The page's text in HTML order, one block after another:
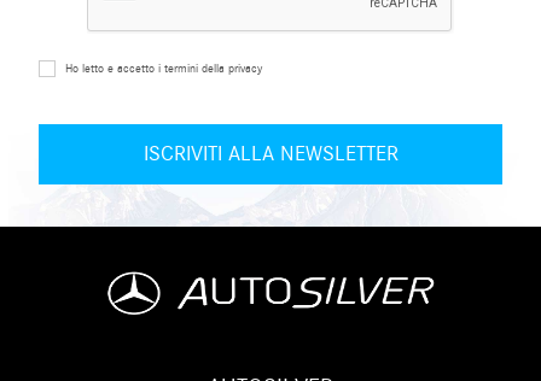
Ho letto e accetto i termini della privacy